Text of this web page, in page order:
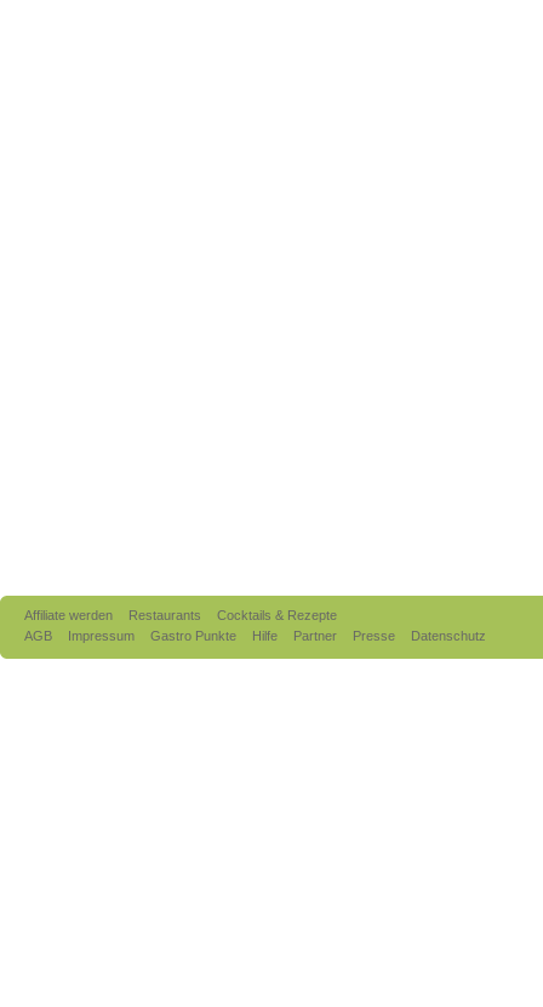
Affiliate werden Restaurants
Cocktails & Rezepte
AGB
Impressum Gastro Punkte Hilfe Partner Presse Datenschutz